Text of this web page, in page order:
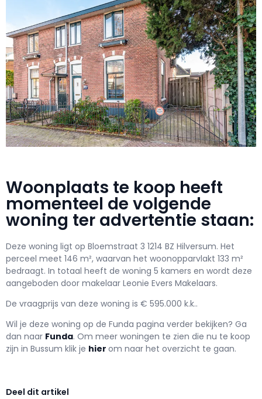
Woonplaats te koop heeft
momenteel de volgende
woning ter advertentie staan:
Deze woning ligt op Bloemstraat 3 1214 BZ Hilversum. Het
perceel meet 146 m², waarvan het woonopparvlakt 133 m²
bedraagt. In totaal heeft de woning 5 kamers en wordt deze
aangeboden door makelaar Leonie Evers Makelaars.
De vraagprijs van deze woning is € 595.000 k.k..
Wil je deze woning op de Funda pagina verder bekijken? Ga
dan naar Funda. Om meer woningen te zien die nu te koop
zijn in Bussum klik je hier om naar het overzicht te gaan.
Deel dit artikel